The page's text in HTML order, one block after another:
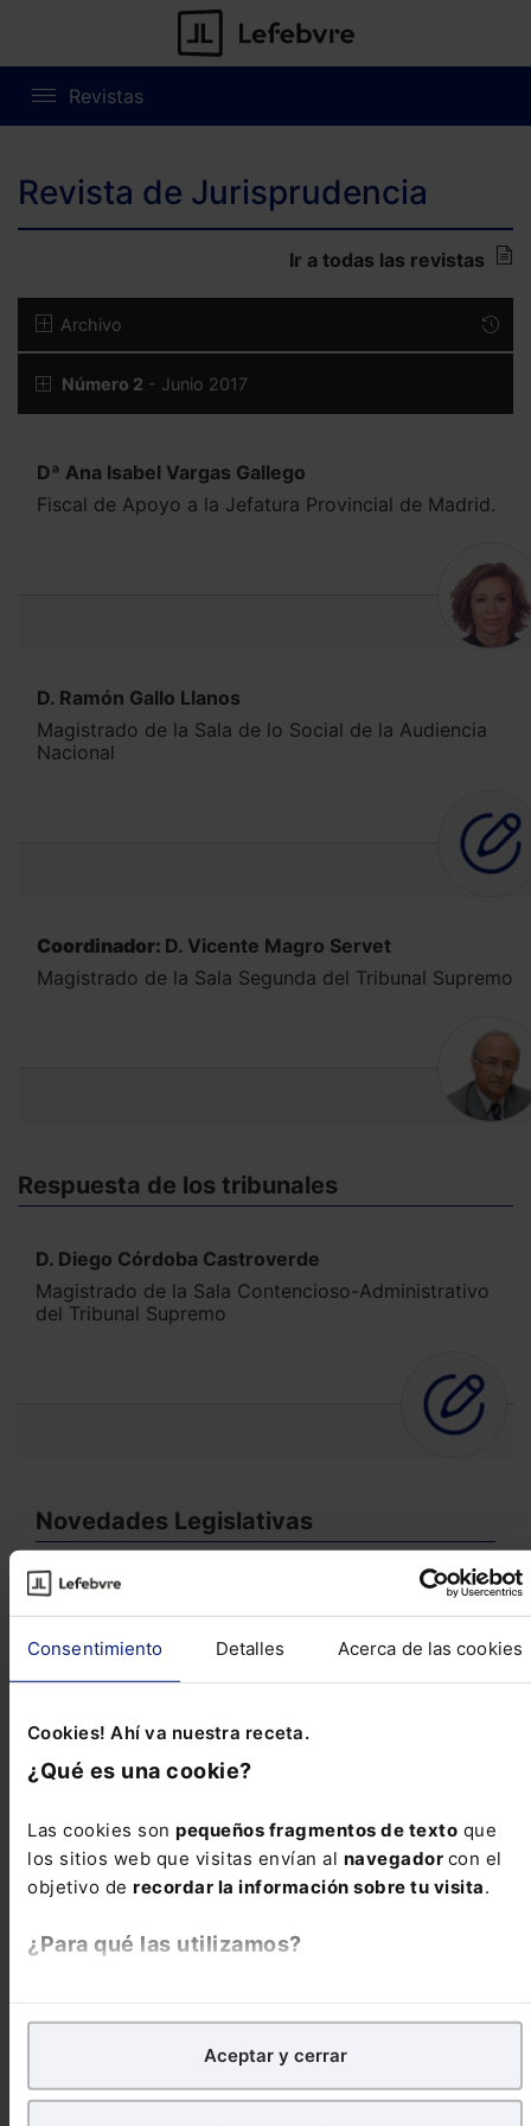
Consentimiento Detalles Acerca de las cookies
Cookies! Ahí va nuestra receta.
¿Qué es una cookie?
Las cookies son pequeños fragmentos de texto que
los sitios web que visitas envían al navegador con el
objetivo de recordar la información sobre tu visita.
¿Para qué las utilizamos?
analíticospara tratar demejorar tu experienciaen
nuestra página web. También con fines publicitarios,
para poder mostrarte publicidad y contenidos de tu
Aceptar y cerrar
Revistas
Revista de Jurisprudencia
Ir a todas las revistas
Archivo
Número 2 - Junio 2017
Dª Ana Isabel Vargas Gallego
Fiscal de Apoyo a la Jefatura Provincial de Madrid.
D. Ramón Gallo Llanos
Magistrado de la Sala de lo Social de la Audiencia
Nacional
Coordinador: D. Vicente Magro Servet
Magistrado de la Sala Segunda del Tribunal Supremo
Respuesta de los tribunales
D. Diego Córdoba Castroverde
Magistrado de la Sala Contencioso-Administrativo
del Tribunal Supremo
Novedades Legislativas
Ley 2/2017, de 21 de junio, de modificación de
jurídica gratuita (EDL 2017/101545).
Trascendencia y finalidad La presente reforma
Reseñas de jurisprudencia
Civil
control antidopaje de deportista profesional
Penal
Absolución del delito de autoadoctrinamiento con
finalidad terrorista